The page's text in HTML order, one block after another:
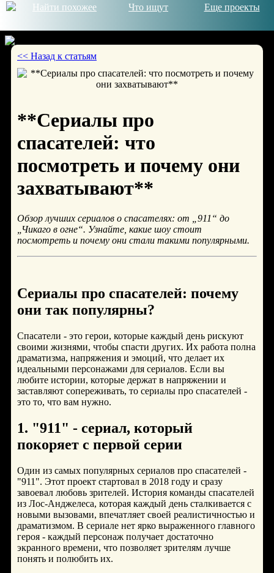
Найти похожее Что ищут Еще проекты
© 2026
<< Назад к статьям
**Сериалы про
спасателей: что
посмотреть и почему они
захватывают**
Обзор лучших сериалов о спасателях: от „911“ до
„Чикаго в огне“. Узнайте, какие шоу стоит
посмотреть и почему они стали такими популярными.
Сериалы про спасателей: почему
они так популярны?
Спасатели - это герои, которые каждый день рискуют
своими жизнями, чтобы спасти других. Их работа полна
драматизма, напряжения и эмоций, что делает их
идеальными персонажами для сериалов. Если вы
любите истории, которые держат в напряжении и
заставляют сопереживать, то сериалы про спасателей -
это то, что вам нужно.
1. "911" - сериал, который
покоряет с первой серии
Один из самых популярных сериалов про спасателей -
"911". Этот проект стартовал в 2018 году и сразу
завоевал любовь зрителей. История команды спасателей
из Лос-Анджелеса, которая каждый день сталкивается с
новыми вызовами, впечатляет своей реалистичностью и
драматизмом. В сериале нет ярко выраженного главного
героя - каждый персонаж получает достаточно
экранного времени, что позволяет зрителям лучше
понять и полюбить их.